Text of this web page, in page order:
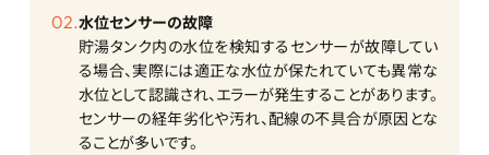
水位センサーの故障
貯湯タンク内の水位を検知するセンサーが故障してい
る場合、実際には適正な水位が保たれていても異常な
水位として認識され、エラーが発生することがあります。
センサーの経年劣化や汚れ、配線の不具合が原因とな
ることが多いです。